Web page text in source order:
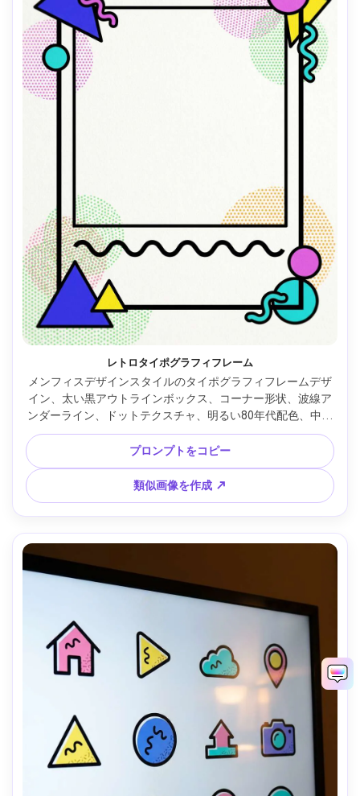
レトロタイポグラフィフレーム
メンフィスデザインスタイルのタイポグラフィフレームデザ
イン、太い黒アウトラインボックス、コーナー形状、波線ア
ンダーライン、ドットテクスチャ、明るい80年代配色、中央
が空白（カスタム引用文用）、シャープなベクタースタイ
ル、ポスター対応構成、85mmレンズ、浅い被写界深度、柔
らかい映画調ライティング --ar 4:5
プロンプトをコピー
類似画像を作成 ↗